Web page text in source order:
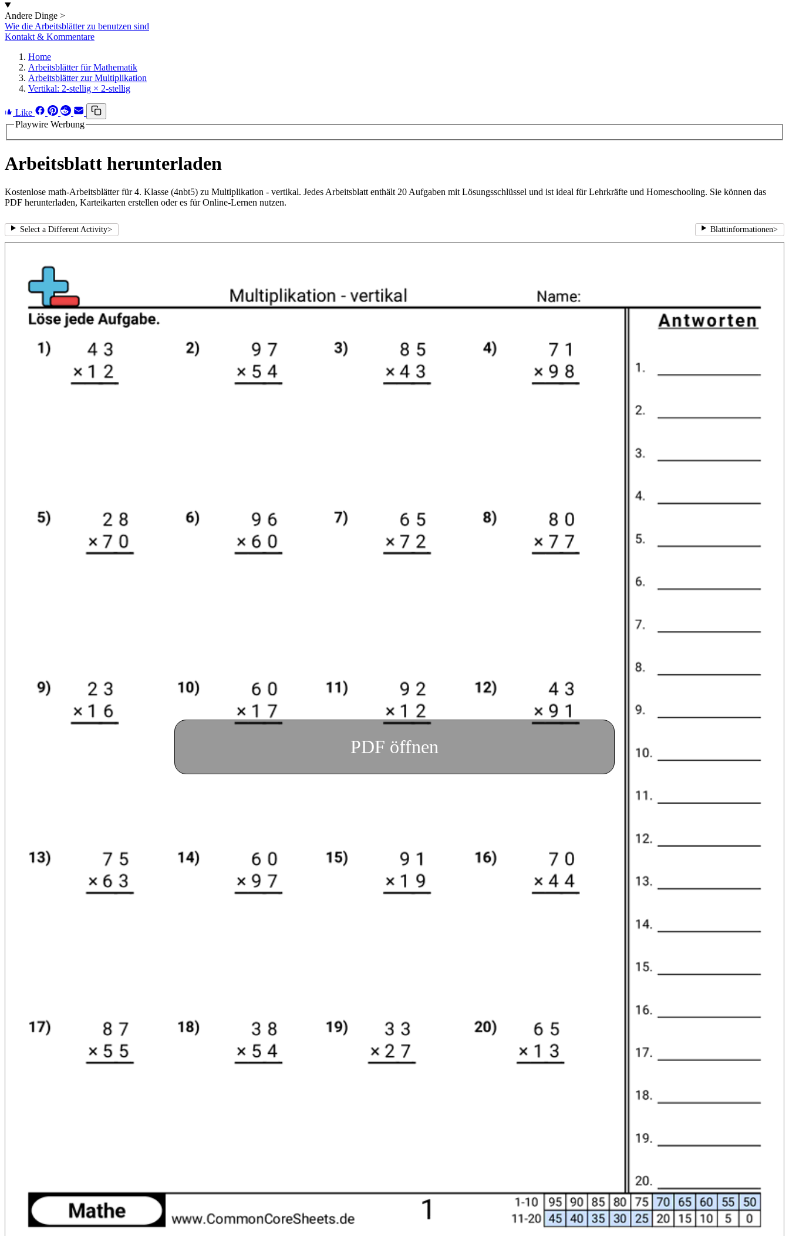
Andere Dinge >
Wie die Arbeitsblätter zu benutzen sind
Kontakt & Kommentare
Home
Arbeitsblätter für Mathematik
Arbeitsblätter zur Multiplikation
Vertikal: 2-stellig × 2-stellig
Like
Playwire Werbung
Arbeitsblatt herunterladen
Kostenlose math-Arbeitsblätter für 4. Klasse (4nbt5) zu Multiplikation - vertikal. Jedes Arbeitsblatt enthält 20 Aufgaben mit Lösungsschlüssel und ist ideal für Lehrkräfte und Homeschooling. Sie können das
PDF herunterladen, Karteikarten erstellen oder es für Online-Lernen nutzen.
Select a Different Activity> Blattinformationen>
PDF öffnen